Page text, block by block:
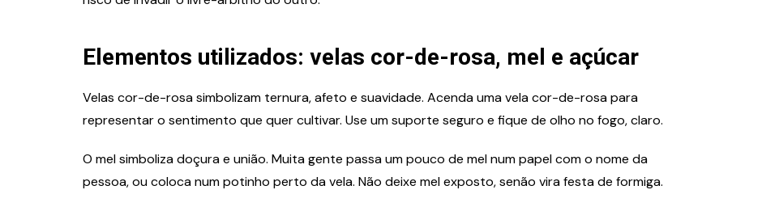
Elementos utilizados: velas cor-de-rosa, mel e açúcar
Velas cor-de-rosa simbolizam ternura, afeto e suavidade. Acenda uma vela cor-de-rosa para
representar o sentimento que quer cultivar. Use um suporte seguro e fique de olho no fogo, claro.
O mel simboliza doçura e união. Muita gente passa um pouco de mel num papel com o nome da
pessoa, ou coloca num potinho perto da vela. Não deixe mel exposto, senão vira festa de formiga.